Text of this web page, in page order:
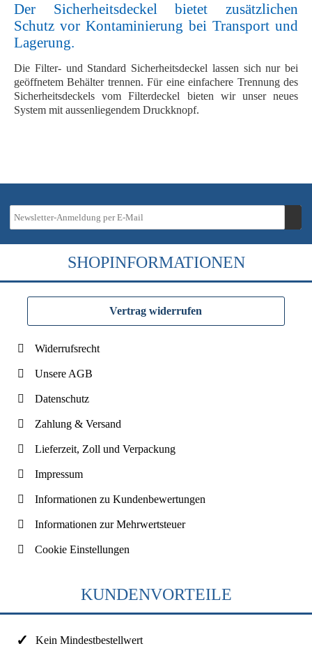
Der Sicherheitsdeckel bietet zusätzlichen
Schutz vor Kontaminierung bei Transport und
Lagerung.
Die Filter- und Standard Sicherheitsdeckel lassen sich nur bei
geöffnetem Behälter trennen. Für eine einfachere Trennung des
Sicherheitsdeckels vom Filterdeckel bieten wir unser neues
System mit aussenliegendem Druckknopf.
SHOPINFORMATIONEN
Vertrag widerrufen
Widerrufsrecht
Unsere AGB
Datenschutz
Zahlung & Versand
Lieferzeit, Zoll und Verpackung
Impressum
Informationen zu Kundenbewertungen
Informationen zur Mehrwertsteuer
Cookie Einstellungen
KUNDENVORTEILE
Kein Mindestbestellwert